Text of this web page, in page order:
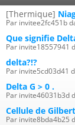
[Thermique]
Par invitee2fc451b
Que signifie
Par invite18557941
delta?!?
Par invite5cd03d41
Delta G > 0 .
Par invite46031b3d
Cellule de
Par invite8bda4b25